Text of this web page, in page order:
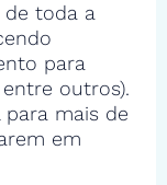
de toda a
para
outros).
mais de
em